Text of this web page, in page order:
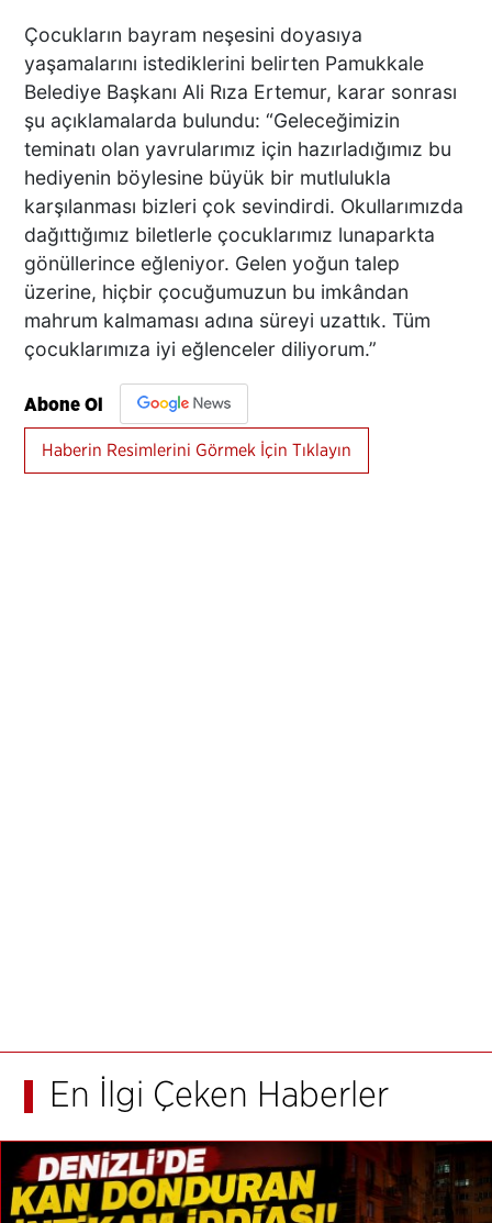
Çocukların bayram neşesini doyasıya
yaşamalarını istediklerini belirten Pamukkale
Belediye Başkanı Ali Rıza Ertemur, karar sonrası
şu açıklamalarda bulundu: “Geleceğimizin
teminatı olan yavrularımız için hazırladığımız bu
hediyenin böylesine büyük bir mutlulukla
karşılanması bizleri çok sevindirdi. Okullarımızda
dağıttığımız biletlerle çocuklarımız lunaparkta
gönüllerince eğleniyor. Gelen yoğun talep
üzerine, hiçbir çocuğumuzun bu imkândan
mahrum kalmaması adına süreyi uzattık. Tüm
çocuklarımıza iyi eğlenceler diliyorum.”
Abone Ol
Haberin Resimlerini Görmek İçin Tıklayın
En İlgi Çeken Haberler